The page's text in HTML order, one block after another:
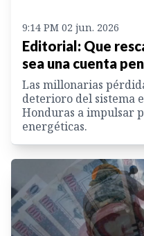
9:14 PM 02 jun. 2026
Editorial: Que
sea una cuenta
Las millonarias
deterioro del sistema
Honduras a impulsar
energéticas.